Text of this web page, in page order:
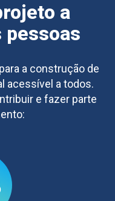
a
pessoas
a construção de
acessível a todos.
e fazer parte